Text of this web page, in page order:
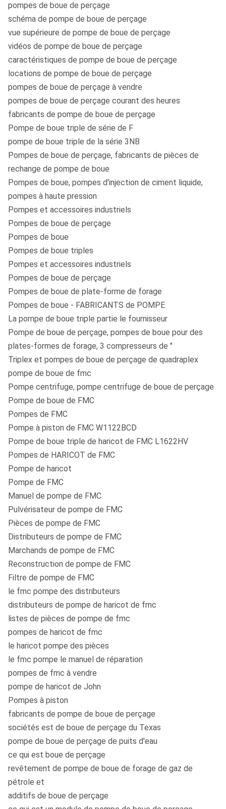
pompes de boue de perçage
schéma de pompe de boue de perçage
vue supérieure de pompe de boue de perçage
vidéos de pompe de boue de perçage
caractéristiques de pompe de boue de perçage
locations de pompe de boue de perçage
pompes de boue de perçage à vendre
pompes de boue de perçage courant des heures
fabricants de pompe de boue de perçage
Pompe de boue triple de série de F
pompe de boue triple de la série 3NB
Pompes de boue de perçage, fabricants de pièces de
rechange de pompe de boue
Pompes de boue, pompes d'injection de ciment liquide,
pompes à haute pression
Pompes et accessoires industriels
Pompes de boue de perçage
Pompes de boue
Pompes de boue triples
Pompes et accessoires industriels
Pompes de boue de perçage
Pompes de boue de plate-forme de forage
Pompes de boue - FABRICANTS de POMPE
La pompe de boue triple partie le fournisseur
Pompe de boue de perçage, pompes de boue pour des
plates-formes de forage, 3 compresseurs de ″
Triplex et pompes de boue de perçage de quadraplex
pompe de boue de fmc
Pompe centrifuge, pompe centrifuge de boue de perçage
Pompe de boue de FMC
Pompes de FMC
Pompe à piston de FMC W1122BCD
Pompe de boue triple de haricot de FMC L1622HV
Pompes de HARICOT de FMC
Pompe de haricot
Pompe de FMC
Manuel de pompe de FMC
Pulvérisateur de pompe de FMC
Pièces de pompe de FMC
Distributeurs de pompe de FMC
Marchands de pompe de FMC
Reconstruction de pompe de FMC
Filtre de pompe de FMC
le fmc pompe des distributeurs
distributeurs de pompe de haricot de fmc
listes de pièces de pompe de fmc
pompes de haricot de fmc
le haricot pompe des pièces
le fmc pompe le manuel de réparation
pompes de fmc à vendre
pompe de haricot de John
Pompes à piston
fabricants de pompe de boue de perçage
sociétés est de boue de perçage du Texas
pompe de boue de perçage de puits d'eau
ce qui est boue de perçage
revêtement de pompe de boue de forage de gaz de
pétrole et
additifs de boue de perçage